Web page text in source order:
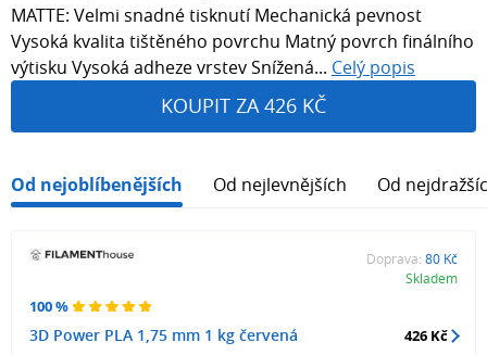
MATTE: Velmi snadné tisknutí Mechanická pevnost
Vysoká kvalita tištěného povrchu Matný povrch finálního
výtisku Vysoká adheze vrstev Snížená... Celý popis
KOUPIT ZA 426 KČ
Od nejoblíbenějších Od nejlevnějších Od
100 %
3D Power PLA 1,75 mm 1 kg červená
Doprava: 80 Kč
Skladem
426 Kč